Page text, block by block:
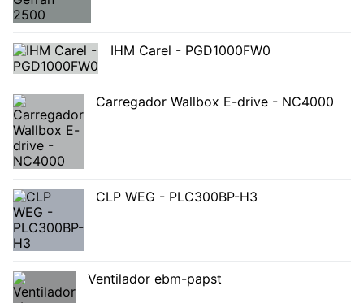
IHM Carel - PGD1000FW0
Carregador Wallbox E-drive - NC4000
CLP WEG - PLC300BP-H3
Ventilador ebm-papst